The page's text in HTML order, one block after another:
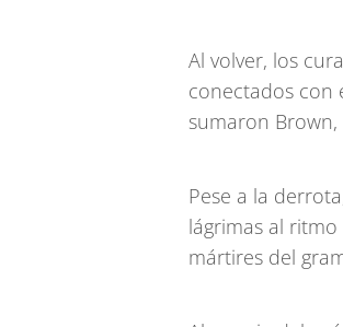
Al volver, los
conectados con
sumaron Brown,
Pese a la
lágrimas al
mártires del